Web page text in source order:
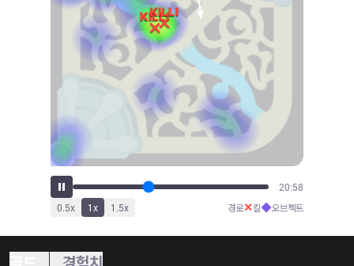
23:00
0.5x 1x 1.5x 경로✕킬◆오브젝트